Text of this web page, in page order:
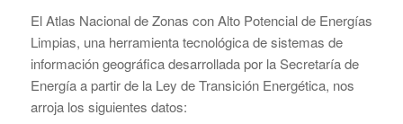
El Atlas Nacional de Zonas con Alto Potencial de Energías
Limpias, una herramienta tecnológica de sistemas de
información geográfica desarrollada por la Secretaría de
Energía a partir de la Ley de Transición Energética, nos
arroja los siguientes datos: